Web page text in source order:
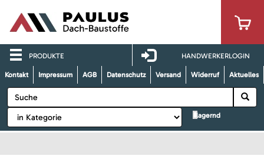
PRODUKTE HANDWERKERLOGIN
Kontakt Impressum AGB Datenschutz Versand Widerruf Aktuelles
lagernd